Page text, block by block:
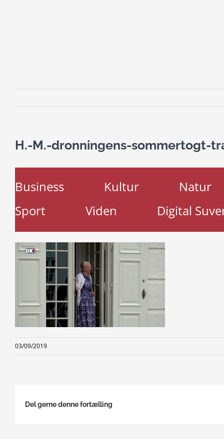
H.-M.-dronningens-sommertogt-
Business Kultur
Natur
Sport
Viden Digital
03/09/2019
Del gerne denne fortælling